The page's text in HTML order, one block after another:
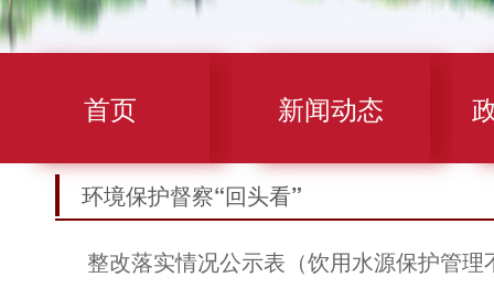
首页 新闻动态
环境保护督察“回头看”
整改落实情况公示表（饮用水源保护管